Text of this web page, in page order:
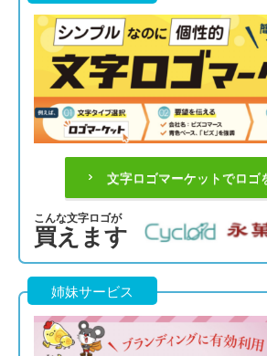
文字ロゴマーケットでロゴ
こんな文字ロゴが
買えます
姉妹サービス